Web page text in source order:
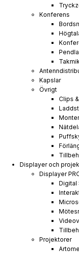
Konferens
Kapslar
Övrigt
Clips
Displayer och
Displayer
Digital
Projektorer